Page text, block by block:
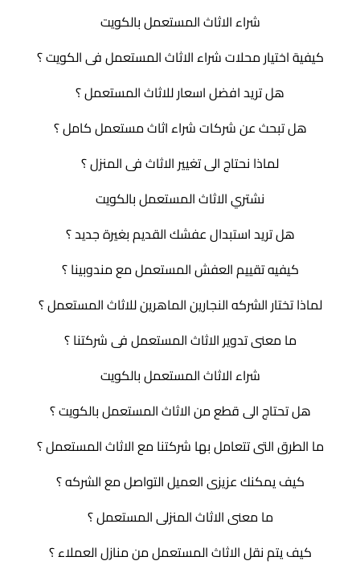
شراء الاثاث المستعمل بالكويت
كيفية اختيار محلات شراء الاثاث المستعمل فى الكويت ؟
هل تريد افضل اسعار للاثاث المستعمل ؟
هل تبحث عن شركات شراء اثاث مستعمل كامل ؟
لماذا نحتاج الى تغيير الاثاث فى المنزل ؟
نشتري الاثاث المستعمل بالكويت
هل تريد استبدال عفشك القديم بغيرة جديد ؟
كيفيه تقييم العفش المستعمل مع مندوبينا ؟
لماذا تختار الشركه النجارين الماهرين للاثاث المستعمل ؟
ما معنى تدوير الاثاث المستعمل فى شركتنا ؟
شراء الاثاث المستعمل بالكويت
هل تحتاج الى قطع من الاثاث المستعمل بالكويت ؟
ما الطرق التى تتعامل بها شركتنا مع الاثاث المستعمل ؟
كيف يمكنك عزيزى العميل التواصل مع الشركه ؟
ما معنى الاثاث المنزلى المستعمل ؟
كيف يتم نقل الاثاث المستعمل من منازل العملاء ؟